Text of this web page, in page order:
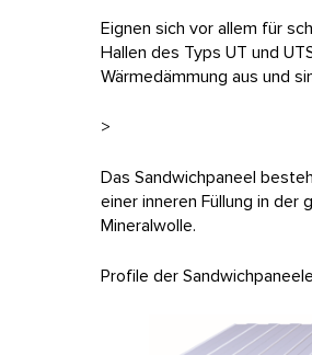
Eignen sich vor allem für
Hallen des Typs UT und
Wärmedämmung aus und
>
Das Sandwichpaneel
einer inneren Füllung in der
Mineralwolle.
Profile der